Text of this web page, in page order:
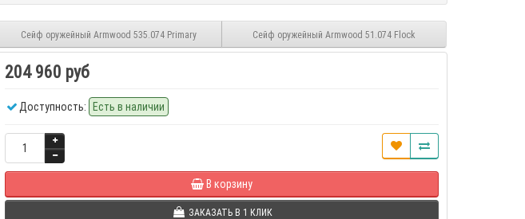
Сейф оружейный Armwood 535.074 Primary Сейф оружейный Armwood 51.074 Flock
204 960 руб
Доступность: Есть в наличии
В корзину
ЗАКАЗАТЬ В 1 КЛИК